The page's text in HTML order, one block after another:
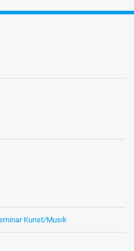
Kunst/Musik